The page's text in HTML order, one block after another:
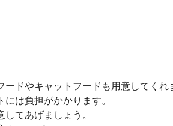
ードやキャットフードも用意してくれ
は負担がかかります。
てあげましょう。